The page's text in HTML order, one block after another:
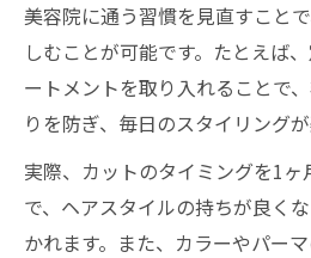
美容院に通う習慣を見直すこと
しむことが可能です。たとえば
ートメントを取り入れることで
りを防ぎ、毎日のスタイリングが
実際、カットのタイミングを1
で、ヘアスタイルの持ちが良く
かれます。また、カラーやパー